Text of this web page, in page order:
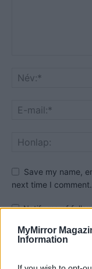
MyMirror
Information
Save my name,
next time I comment.
Notify me of